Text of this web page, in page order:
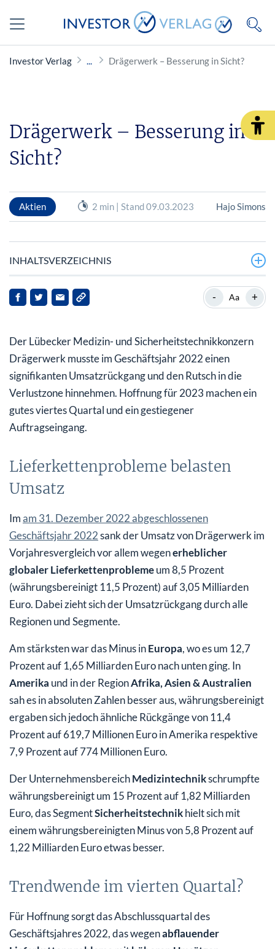
Investor Verlag Drägerwerk – Besserung in Sicht?
Drägerwerk – Besserung in
Sicht?
Aktien 2 min | Stand 09.03.2023 Hajo Simons
INHALTSVERZEICHNIS
Lieferkettenprobleme belasten Umsatz
Rutsch in die Verlustzone, aber stabile Dividende
Robuster Auftragseingang sorgt für optimistischen
Ausblick
- Aa +
Der Lübecker Medizin- und Sicherheitstechnikkonzern
Drägerwerk musste im Geschäftsjahr 2022 einen
signifikanten Umsatzrückgang und den Rutsch in die
Verlustzone hinnehmen. Hoffnung für 2023 machen ein
gutes viertes Quartal und ein gestiegener
Auftragseingang.
Lieferkettenprobleme belasten
Umsatz
Imam 31. Dezember 2022 abgeschlossenen
Geschäftsjahr 2022sank der Umsatz von Drägerwerk im
Vorjahresvergleich vor allem wegenerheblicher
globaler Lieferkettenproblemeum 8,5 Prozent
(währungsbereinigt 11,5 Prozent) auf 3,05 Milliarden
Euro. Dabei zieht sich der Umsatzrückgang durch alle
Regionen und Segmente.
Am stärksten war das Minus inEuropa, wo es um 12,7
Prozent auf 1,65 Milliarden Euro nach unten ging. In
Amerika und in der RegionAfrika, Asien & Australien
sah es in absoluten Zahlen besser aus, währungsbereinigt
ergaben sich jedoch ähnliche Rückgänge von 11,4
Prozent auf 619,7 Millionen Euro in Amerika respektive
7,9 Prozent auf 774 Millionen Euro.
Der UnternehmensbereichMedizintechnikschrumpfte
währungsbereinigt um 15 Prozent auf 1,82 Milliarden
Euro, das SegmentSicherheitstechnikhielt sich mit
einem währungsbereinigten Minus von 5,8 Prozent auf
1,22 Milliarden Euro etwas besser.
Trendwende im vierten Quartal?
Für Hoffnung sorgt das Abschlussquartal des
Geschäftsjahres 2022, das wegenabflauender